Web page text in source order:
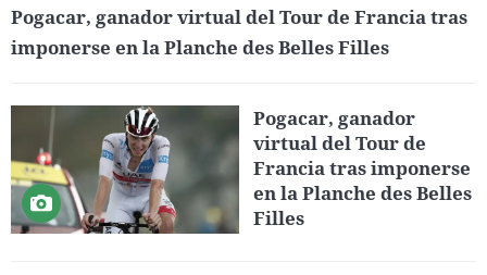
Pogacar, ganador virtual del Tour de Francia tras
imponerse en la Planche des Belles Filles
Pogacar, ganador
virtual del Tour de
Francia tras imponerse
en la Planche des Belles
Filles